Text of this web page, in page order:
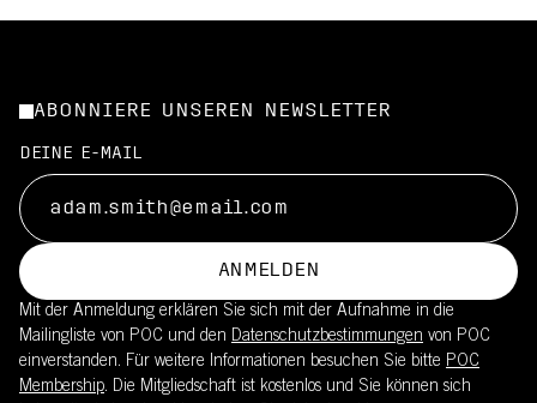
ABONNIERE UNSEREN NEWSLETTER
DEINE E-MAIL
ANMELDEN
Mit der Anmeldung erklären Sie sich mit der Aufnahme in die
Mailingliste von POC und den Datenschutzbestimmungen von POC
einverstanden. Für weitere Informationen besuchen Sie bitte POC
Membership. Die Mitgliedschaft ist kostenlos und Sie können sich